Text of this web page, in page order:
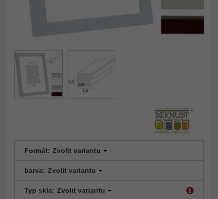
Formát: Zvolit variantu
barva: Zvolit variantu
Typ skla: Zvolit variantu